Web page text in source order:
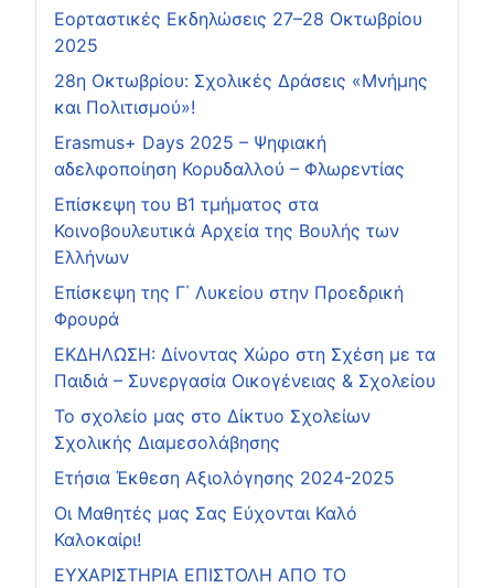
Εορταστικές Εκδηλώσεις 27–28 Οκτωβρίου
2025
28η Οκτωβρίου: Σχολικές Δράσεις «Μνήμης
και Πολιτισμού»!
Erasmus+ Days 2025 – Ψηφιακή
αδελφοποίηση Κορυδαλλού – Φλωρεντίας
Επίσκεψη του Β1 τμήματος στα
Κοινοβουλευτικά Αρχεία της Βουλής των
Ελλήνων
Επίσκεψη της Γ΄ Λυκείου στην Προεδρική
Φρουρά
ΕΚΔΗΛΩΣΗ: Δίνοντας Χώρο στη Σχέση με τα
Παιδιά – Συνεργασία Οικογένειας & Σχολείου
Το σχολείο μας στο Δίκτυο Σχολείων
Σχολικής Διαμεσολάβησης
Ετήσια Έκθεση Αξιολόγησης 2024-2025
Οι Μαθητές μας Σας Εύχονται Καλό
Καλοκαίρι!
ΕΥΧΑΡΙΣΤΗΡΙΑ ΕΠΙΣΤΟΛΗ ΑΠΟ ΤΟ